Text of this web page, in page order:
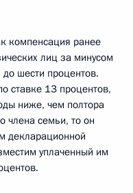
компенсация ранее
лиц за минусом
шести процентов.
ставке 13 процентов,
ниже, чем полтора
члена семьи, то он
декларационной
уплаченный им